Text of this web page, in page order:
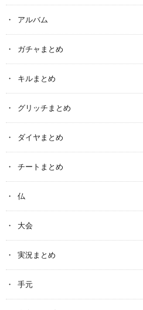
アルバム
ガチャまとめ
キルまとめ
グリッチまとめ
ダイヤまとめ
チートまとめ
仏
大会
実況まとめ
手元